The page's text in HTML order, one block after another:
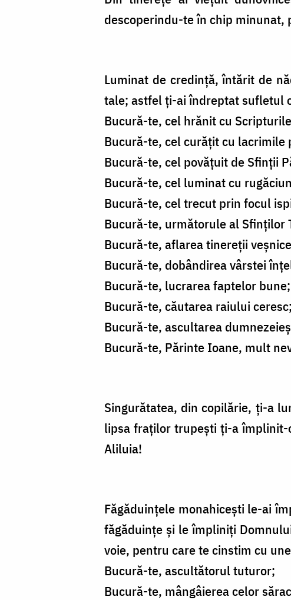
descoperindu-te în chip minunat,
Luminat de credință, întărit de
tale; astfel ți-ai îndreptat sufletul
Bucură-te, cel hrănit cu
Bucură-te, cel curățit cu lacrimile
Bucură-te, cel povățuit de Sfinții
Bucură-te, cel luminat cu
Bucură-te, cel trecut prin focul
Bucură-te, următorule al Sfinților
Bucură-te, aflarea tinereții
Bucură-te, dobândirea vârstei
Bucură-te, lucrarea faptelor bune;
Bucură-te, căutarea raiului ceresc;
Bucură-te, ascultarea
Bucură-te, Părinte Ioane, mult
Singurătatea, din copilărie, ți-a
lipsa fraților trupești ți-a împlinit-
Aliluia!
Făgăduințele monahicești le-ai
făgăduințe și le împliniți
voie, pentru care te cinstim cu
Bucură-te, ascultătorul tuturor;
Bucură-te, mângâierea celor